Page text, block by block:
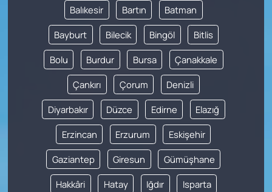
Balıkesir Bartın Batman
Bayburt Bilecik Bingöl Bitlis
Bolu Burdur Bursa Çanakkale
Çankırı Çorum Denizli
Diyarbakır Düzce Edirne Elazığ
Erzincan Erzurum Eskişehir
Gaziantep Giresun Gümüşhane
Hakkâri Hatay Iğdır Isparta